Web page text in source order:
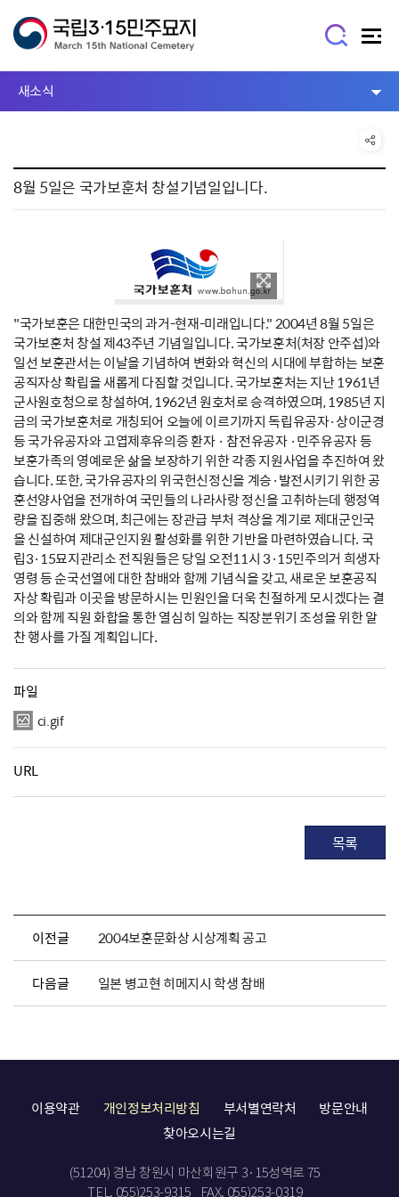
새소식
8월 5일은 국가보훈처 창설기념일입니다.
"국가보훈은 대한민국의 과거-현재-미래입니다." 2004년 8월 5일은
국가보훈처 창설 제43주년 기념일입니다. 국가보훈처(처장 안주섭)와
일선 보훈관서는 이날을 기념하여 변화와 혁신의 시대에 부합하는 보훈
공직자상 확립을 새롭게 다짐할 것입니다. 국가보훈처는 지난 1961년
군사원호청으로 창설하여, 1962년 원호처로 승격하였으며, 1985년 지
금의 국가보훈처로 개칭되어 오늘에 이르기까지 독립유공자·상이군경
등 국가유공자와 고엽제후유의증 환자 · 참전유공자 ·민주유공자 등
보훈가족의 영예로운 삶을 보장하기 위한 각종 지원사업을 추진하여 왔
습니다. 또한, 국가유공자의 위국헌신정신을 계승·발전시키기 위한 공
훈선양사업을 전개하여 국민들의 나라사랑 정신을 고취하는데 행정역
량을 집중해 왔으며, 최근에는 장관급 부처 격상을 계기로 제대군인국
을 신설하여 제대군인지원 활성화를 위한 기반을 마련하였습니다. 국
립3·15묘지관리소 전직원들은 당일 오전11시 3·15민주의거 희생자
영령 등 순국선열에 대한 참배와 함께 기념식을 갖고, 새로운 보훈공직
자상 확립과 이곳을 방문하시는 민원인을 더욱 친절하게 모시겠다는 결
의와 함께 직원 화합을 통한 열심히 일하는 직장분위기 조성을 위한 알
찬 행사를 가질 계획입니다.
파일
ci.gif
URL
목록
이전글 2004보훈문화상 시상계획 공고
다음글 일본 병고현 히메지시 학생 참배
이용약관 개인정보처리방침 부서별연락처
방문안내
찾아오시는길
(51204) 경남 창원시 마산회원구 3·15성역로 75
TEL. 055)253-9315
FAX. 055)253-0319